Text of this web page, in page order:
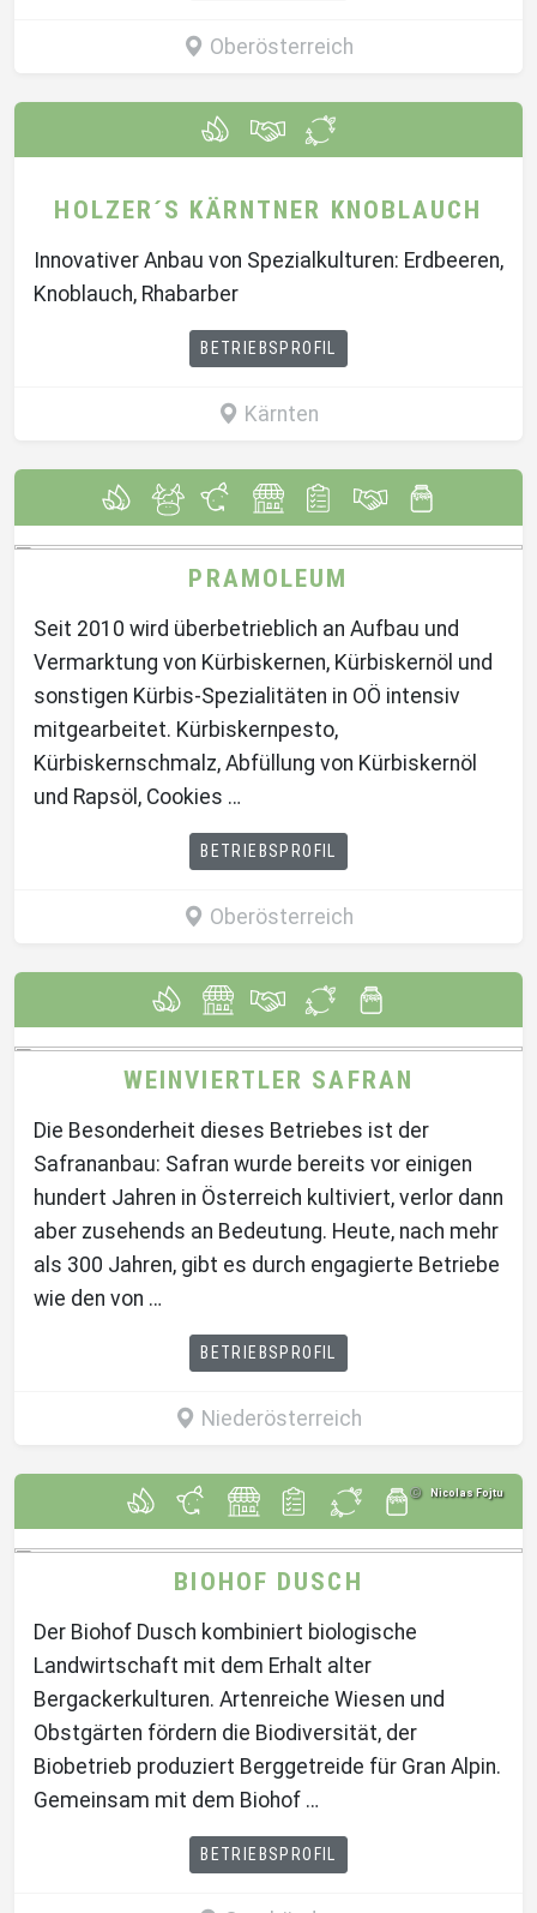
Oberösterreich
HOLZER´S KÄRNTNER KNOBLAUCH
Innovativer Anbau von Spezialkulturen: Erdbeeren,
Knoblauch, Rhabarber
BETRIEBSPROFIL
Kärnten
PRAMOLEUM
Seit 2010 wird überbetrieblich an Aufbau und
Vermarktung von Kürbiskernen, Kürbiskernöl und
sonstigen Kürbis-Spezialitäten in OÖ intensiv
mitgearbeitet. Kürbiskernpesto,
Kürbiskernschmalz, Abfüllung von Kürbiskernöl
und Rapsöl, Cookies …
BETRIEBSPROFIL
Oberösterreich
WEINVIERTLER SAFRAN
Die Besonderheit dieses Betriebes ist der
Safrananbau: Safran wurde bereits vor einigen
hundert Jahren in Österreich kultiviert, verlor dann
aber zusehends an Bedeutung. Heute, nach mehr
als 300 Jahren, gibt es durch engagierte Betriebe
wie den von …
BETRIEBSPROFIL
Niederösterreich
Nicolas Fojtu
BIOHOF DUSCH
Der Biohof Dusch kombiniert biologische
Landwirtschaft mit dem Erhalt alter
Bergackerkulturen. Artenreiche Wiesen und
Obstgärten fördern die Biodiversität, der
Biobetrieb produziert Berggetreide für Gran Alpin.
Gemeinsam mit dem Biohof …
BETRIEBSPROFIL